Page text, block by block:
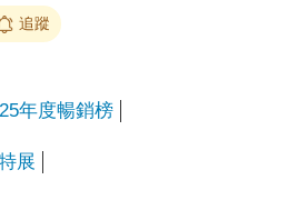
追蹤
年度暢銷榜
展